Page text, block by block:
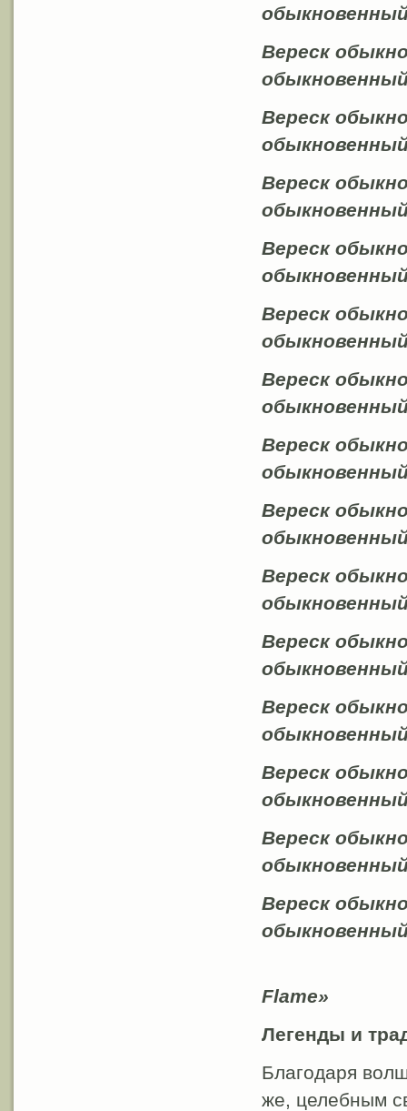
Вереск
Вереск
Вереск
Вереск
Вереск
Вереск
Вереск
Вереск
Вереск
Вереск
Вереск
Вереск
Вереск
Вереск
Flame»
Легенды и
Благодаря
же, целебным